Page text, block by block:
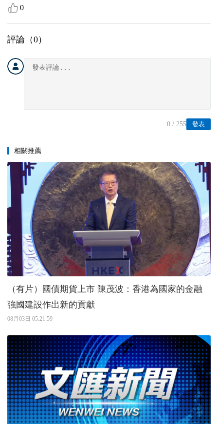
0
評論（0）
發表
0 / 255
相關推薦
（有片）國債期貨上市 陳茂波：香港為國家的金融
強國建設作出新的貢獻
08月03日 05:21:59